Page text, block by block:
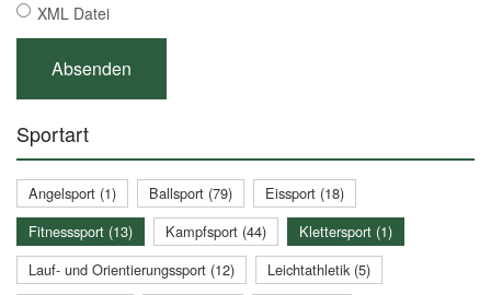
XML Datei
Sportart
Angelsport (1) Ballsport (79)
Eissport (18)
Fitnesssport (13)
Kampfsport (44)
Klettersport (1)
Lauf- und Orientierungssport (12)
Leichtathletik (5)